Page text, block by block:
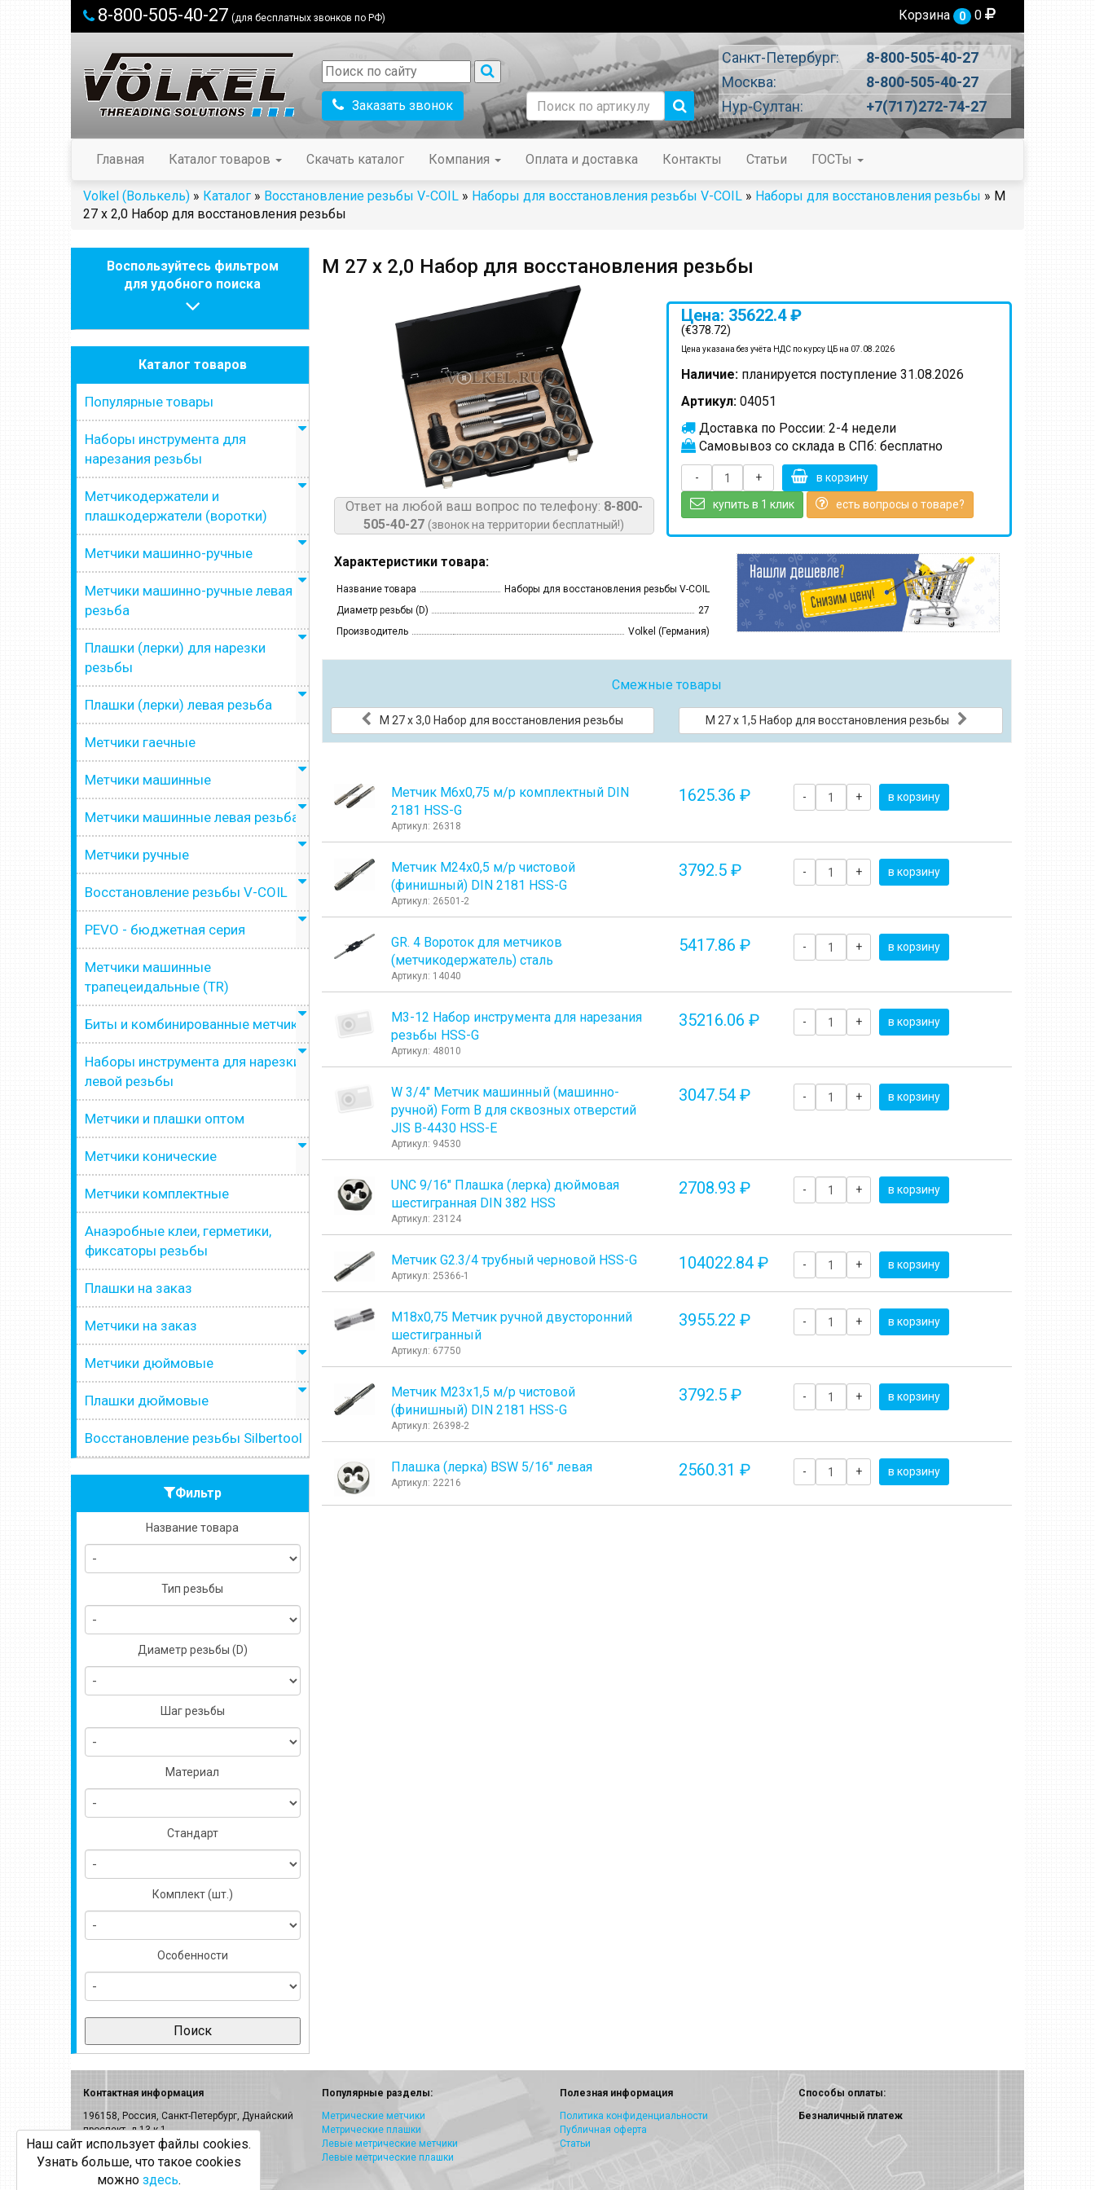
8-800-505-40-27 (для бесплатных звонков по РФ) Корзина 0 0
Заказать звонок
Санкт-Петербург:
8-800-505-40-27
Москва:
8-800-505-40-27
Нур-Султан:
+7(717)272-74-27
Главная Каталог товаров Скачать каталог Компания Оплата и доставка Контакты Статьи ГОСТы
Volkel (Волькель) » Каталог » Восстановление резьбы V-COIL » Наборы для восстановления резьбы V-COIL » Наборы для восстановления резьбы » М
27 х 2,0 Набор для восстановления резьбы
Воспользуйтесь фильтром
для удобного поиска
Каталог товаров
Популярные товары
Наборы инструмента для
нарезания резьбы
Метчикодержатели и
плашкодержатели (воротки)
Метчики машинно-ручные
Метчики машинно-ручные левая
резьба
Плашки (лерки) для нарезки
резьбы
Плашки (лерки) левая резьба
Метчики гаечные
Метчики машинные
Метчики машинные левая резьба
Метчики ручные
Восстановление резьбы V-COIL
PEVO - бюджетная серия
Метчики машинные
трапецеидальные (TR)
Биты и комбинированные метчики
Наборы инструмента для нарезки
левой резьбы
Метчики и плашки оптом
Метчики конические
Метчики комплектные
Анаэробные клеи, герметики,
фиксаторы резьбы
Плашки на заказ
Метчики на заказ
Метчики дюймовые
Плашки дюймовые
Восстановление резьбы Silbertool
Фильтр
Название товара
Тип резьбы
Диаметр резьбы (D)
Шаг резьбы
Материал
Стандарт
Комплект (шт.)
Особенности
М 27 х 2,0 Набор для восстановления резьбы
Ответ на любой ваш вопрос по телефону: 8-800-
505-40-27 (звонок на территории бесплатный!)
Цена: 35622.4 ₽
(€378.72)
Цена указана без учёта НДС по курсу ЦБ на 07.08.2026
Наличие: планируется поступление 31.08.2026
Артикул: 04051
Доставка по России: 2-4 недели
Самовывоз со склада в СПб: бесплатно
- + в корзину
купить в 1 клик есть вопросы о товаре?
Характеристики товара:
Название товара
Наборы для восстановления резьбы V-COIL
Диаметр резьбы (D)
27
Производитель
Volkel (Германия)
Смежные товары
М 27 х 3,0 Набор для восстановления резьбы М 27 х 1,5 Набор для восстановления резьбы
Метчик М6x0,75 м/р комплектный DIN
2181 HSS-G
Артикул: 26318
1625.36 ₽ - + в корзину
Метчик М24x0,5 м/р чистовой
(финишный) DIN 2181 HSS-G
Артикул: 26501-2
3792.5 ₽ - + в корзину
GR. 4 Вороток для метчиков
(метчикодержатель) сталь
Артикул: 14040
5417.86 ₽ - + в корзину
М3-12 Набор инструмента для нарезания
резьбы HSS-G
Артикул: 48010
35216.06 ₽ - + в корзину
W 3/4" Метчик машинный (машинно-
ручной) Form B для сквозных отверстий
JIS B-4430 HSS-E
Артикул: 94530
3047.54 ₽ - + в корзину
UNC 9/16" Плашка (лерка) дюймовая
шестигранная DIN 382 HSS
Артикул: 23124
2708.93 ₽ - + в корзину
Метчик G2.3/4 трубный черновой HSS-G
Артикул: 25366-1
104022.84 ₽ - + в корзину
М18х0,75 Метчик ручной двусторонний
шестигранный
Артикул: 67750
3955.22 ₽ - + в корзину
Метчик М23x1,5 м/р чистовой
(финишный) DIN 2181 HSS-G
Артикул: 26398-2
3792.5 ₽ - + в корзину
Плашка (лерка) BSW 5/16" левая
Артикул: 22216
2560.31 ₽ - + в корзину
Контактная информация
196158, Россия, Санкт-Петербург, Дунайский
проспект, д.13 к.1
E-mail:info@volkel.ru
Санкт-Петербург:
Москва: +7(499)703-23-53
Популярные разделы:
Метрические метчики
Метрические плашки
Левые метрические метчики
Левые метрические плашки
Полезная информация
Политика конфиденциальности
Публичная оферта
Статьи
Способы оплаты:
Безналичный платеж
Наш сайт использует файлы cookies.
Узнать больше, что такое cookies
можно здесь.